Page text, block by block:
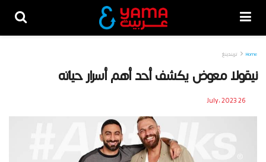
Home تريندينغ
نيقولا معوض يكشف أحد أهم أسرار حياته
26 July، 2023